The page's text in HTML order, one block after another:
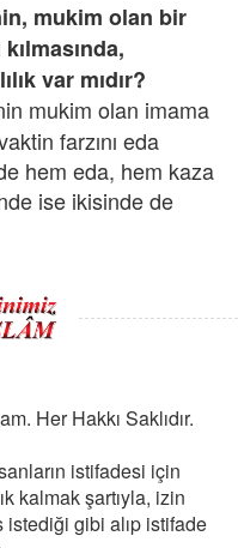
mukim olan bir
var mıdır?
mukim olan imama
farzını eda
hem eda, hem kaza
ise ikisinde de
Her Hakkı Saklıdır.
istifadesi için
kalmak şartıyla, izin
gibi alıp istifade